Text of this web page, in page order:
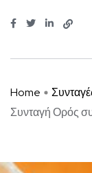
Home
Συνταγή Ορός